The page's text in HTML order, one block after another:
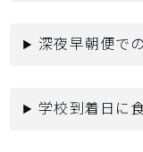
深夜早朝便で
学校到着日に